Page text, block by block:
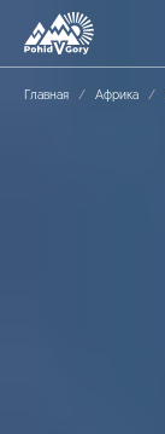
Главная / Африка /